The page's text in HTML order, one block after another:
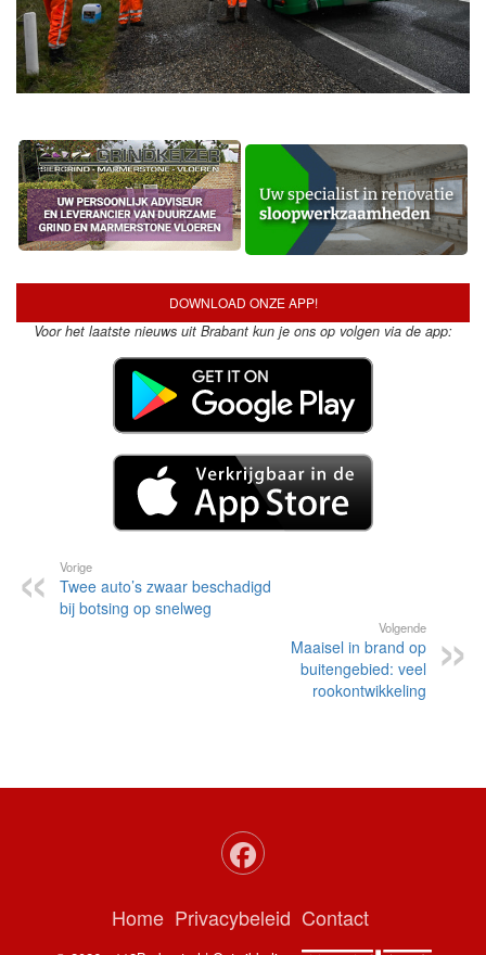
DOWNLOAD ONZE APP!
Voor het laatste nieuws uit Brabant kun je ons op volgen via de app:
Vorige
Twee auto’s zwaar beschadigd
bij botsing op snelweg
Volgende
Maaisel in brand op
buitengebied: veel
rookontwikkeling
Home Privacybeleid Contact